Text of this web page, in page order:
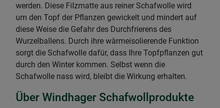
werden. Diese Filzmatte aus reiner Schafwolle wird
um den Topf der Pflanzen gewickelt und mindert auf
diese Weise die Gefahr des Durchfrierens des
Wurzelballens. Durch ihre wärmeisolierende Funktion
sorgt die Schafwolle dafür, dass Ihre Topfpflanzen gut
durch den Winter kommen. Selbst wenn die
Schafwolle nass wird, bleibt die Wirkung erhalten.
Über Windhager Schafwollprodukte